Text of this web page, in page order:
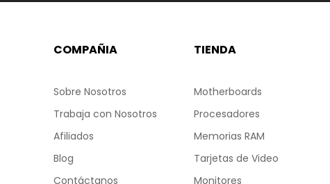
COMPAÑIA
Sobre Nosotros
Trabaja con Nosotros
Afiliados
Blog
Contáctanos
TIENDA
Motherboards
Procesadores
Memorias RAM
Tarjetas de Video
Monitores